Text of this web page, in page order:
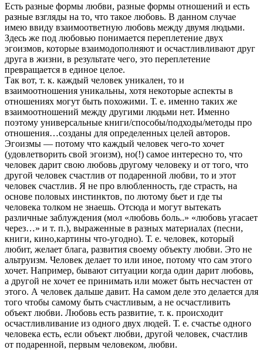
Есть разные формы любви, разные формы отношений и есть
разные взгляды на то, что такое любовь. В данном случае
имею ввиду взаимоответную любовь между двумя людьми.
Здесь же под любовью понимается переплетение двух
эгоизмов, которые взаимодополняют и осчастливливают друг
друга в жизни, в результате чего, это переплетение
превращается в единое целое.
Так вот, т. к. каждый человек уникален, то и
взаимоотношения уникальны, хотя некоторые аспекты в
отношениях могут быть похожими. Т. е. именно таких же
взаимоотношений между другими людьми нет. Именно
поэтому универсальные книги/способы/подходы/методы про
отношения…созданы для определенных целей авторов.
Эгоизмы — потому что каждый человек чего-то хочет
(удовлетворить свой эгоизм), но(!) самое интересно то, что
человек дарит свою любовь другому человеку и от того, что
другой человек счастлив от подаренной любви, то и этот
человек счастлив. Я не про влюбленность, где страсть, на
основе половых инстинктов, по лютому бьет и где ты
человека толком не знаешь. Отсюда и могут вытекать
различные заблуждения (мол «любовь боль..» «любовь угасает
через…» и т. п.), выраженные в разных материалах (песни,
книги, кино,картины что-угодно). Т. е. человек, который
любит, желает блага, развития своему объекту любви. Это не
альтруизм. Человек делает то или иное, потому что сам этого
хочет. Например, бывают ситуации когда один дарит любовь,
а другой не хочет ее принимать или может быть несчастен от
этого. А человек дальше давит. На самом деле это делается для
того чтобы самому быть счастливым, а не осчастливить
объект любви. Любовь есть развитие, т. к. происходит
осчастливливание из одного двух людей. Т. е. счастье одного
человека есть, если объект любви, другой человек, счастлив
от подаренной, первым человеком, любви.